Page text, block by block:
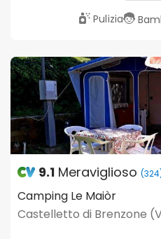
Pulizia
9.1 Meraviglioso
Camping Le Maiòr
Castelletto di Brenzone